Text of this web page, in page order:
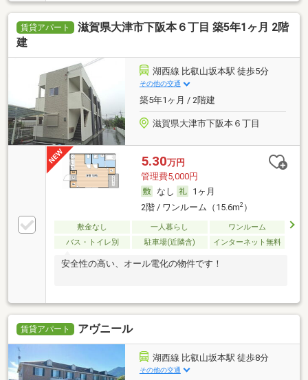
賃貸アパート
滋賀県大津市下阪本６丁目 築5年1ヶ月 2階
建
湖西線 比叡山坂本駅 徒歩5分
その他の交通
築5年1ヶ月 / 2階建
滋賀県大津市下阪本６丁目
5.30万円
管理費5,000円
なし
1ヶ月
2階 / ワンルーム（15.6m2）
敷金なし 一人暮らし
ワンルーム
バス・トイレ別
駐車場(近隣含) インターネット無料
安全性の高い、オール電化の物件です！
賃貸アパート アヴニール
湖西線 比叡山坂本駅 徒歩8分
その他の交通